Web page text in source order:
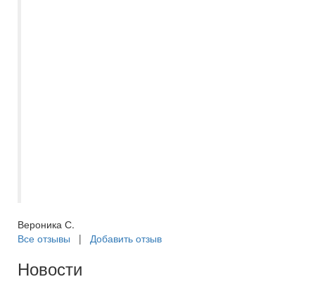
Вероника С.
Все отзывы | Добавить отзыв
Новости